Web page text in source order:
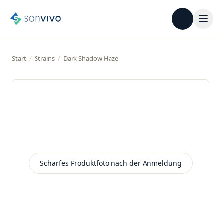
Start / Strains / Dark Shadow Haze
Scharfes Produktfoto nach der Anmeldung